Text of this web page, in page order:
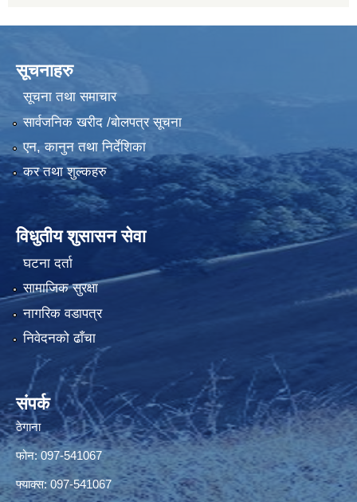
सूचनाहरु
सूचना तथा समाचार
सार्वजनिक खरीद /बोलपत्र सूचना
एन, कानुन तथा निर्देशिका
कर तथा शुल्कहरु
विधुतीय शुसासन सेवा
घटना दर्ता
सामाजिक सुरक्षा
नागरिक वडापत्र
निवेदनको ढाँचा
संपर्क
ठेगाना
फोन: 097-541067
फ्याक्स: 097-541067